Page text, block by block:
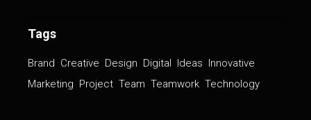
Tags
Brand Creative Design Digital Ideas Innovative
Marketing Project Team Teamwork Technology